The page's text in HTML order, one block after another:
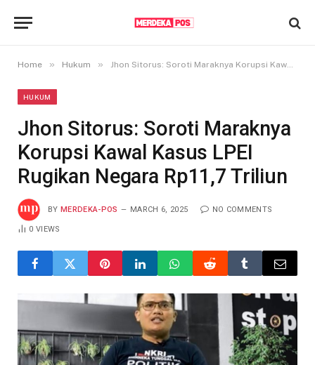
Home » Hukum » Jhon Sitorus: Soroti Maraknya Korupsi Kawal Kasus LPEI Rugikan Negara Rp11,7 Triliun
HUKUM
Jhon Sitorus: Soroti Maraknya
Korupsi Kawal Kasus LPEI
Rugikan Negara Rp11,7 Triliun
BY MERDEKA-POS MARCH 6, 2025 NO COMMENTS
0VIEWS